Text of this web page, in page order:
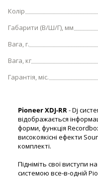
Колір
Габарити (В/Ш/Г), мм
Вага, г.
Вага, кг
Гарантія, міс.
Pioneer XDJ-RR- Dj
відображається
форми, функція
високоякісні ефекти
комплекті.
Підніміть свої виступи
системою все-в-одній